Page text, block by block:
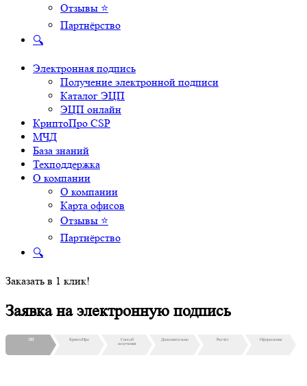
Отзывы ⭐
Партнёрство
🔍
Электронная подпись
Получение электронной подписи
Каталог ЭЦП
ЭЦП онлайн
КриптоПро CSP
МЧД
База знаний
Техподдержка
О компании
О компании
Карта офисов
Отзывы ⭐
Партнёрство
🔍
Заказать в 1 клик!
Заявка на электронную подпись
ЭП КриптоПро
Способ
получения
Дополнительно Расчёт Оформление